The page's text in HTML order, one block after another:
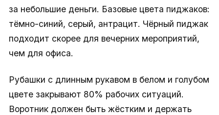
за небольшие деньги. Базовые цвета пиджаков:
тёмно-синий, серый, антрацит. Чёрный пиджак
подходит скорее для вечерних мероприятий,
чем для офиса.
Рубашки с длинным рукавом в белом и голубом
цвете закрывают 80% рабочих ситуаций.
Воротник должен быть жёстким и держать